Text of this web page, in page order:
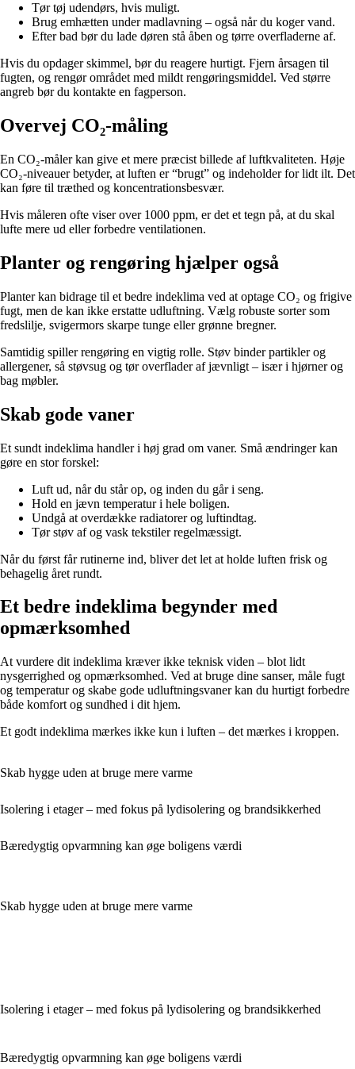
Tør tøj udendørs, hvis muligt.
Brug emhætten under madlavning – også når du koger vand.
Efter bad bør du lade døren stå åben og tørre overfladerne af.
Hvis du opdager skimmel, bør du reagere hurtigt. Fjern årsagen til
fugten, og rengør området med mildt rengøringsmiddel. Ved større
angreb bør du kontakte en fagperson.
Overvej CO₂-måling
En CO₂-måler kan give et mere præcist billede af luftkvaliteten. Høje
CO₂-niveauer betyder, at luften er “brugt” og indeholder for lidt ilt. Det
kan føre til træthed og koncentrationsbesvær.
Hvis måleren ofte viser over 1000 ppm, er det et tegn på, at du skal
lufte mere ud eller forbedre ventilationen.
Planter og rengøring hjælper også
Planter kan bidrage til et bedre indeklima ved at optage CO₂ og frigive
fugt, men de kan ikke erstatte udluftning. Vælg robuste sorter som
fredslilje, svigermors skarpe tunge eller grønne bregner.
Samtidig spiller rengøring en vigtig rolle. Støv binder partikler og
allergener, så støvsug og tør overflader af jævnligt – især i hjørner og
bag møbler.
Skab gode vaner
Et sundt indeklima handler i høj grad om vaner. Små ændringer kan
gøre en stor forskel:
Luft ud, når du står op, og inden du går i seng.
Hold en jævn temperatur i hele boligen.
Undgå at overdække radiatorer og luftindtag.
Tør støv af og vask tekstiler regelmæssigt.
Når du først får rutinerne ind, bliver det let at holde luften frisk og
behagelig året rundt.
Et bedre indeklima begynder med
opmærksomhed
At vurdere dit indeklima kræver ikke teknisk viden – blot lidt
nysgerrighed og opmærksomhed. Ved at bruge dine sanser, måle fugt
og temperatur og skabe gode udluftningsvaner kan du hurtigt forbedre
både komfort og sundhed i dit hjem.
Et godt indeklima mærkes ikke kun i luften – det mærkes i kroppen.
Skab hygge uden at bruge mere varme
Isolering i etager – med fokus på lydisolering og brandsikkerhed
Bæredygtig opvarmning kan øge boligens værdi
Skab hygge uden at bruge mere varme
Isolering i etager – med fokus på lydisolering og brandsikkerhed
Bæredygtig opvarmning kan øge boligens værdi